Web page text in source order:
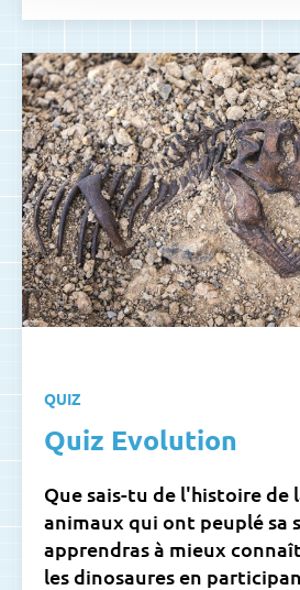
QUIZ
Quiz Evolution
Que sais-tu de l'histoire de
animaux qui ont peuplé sa
apprendras à mieux
les dinosaures en